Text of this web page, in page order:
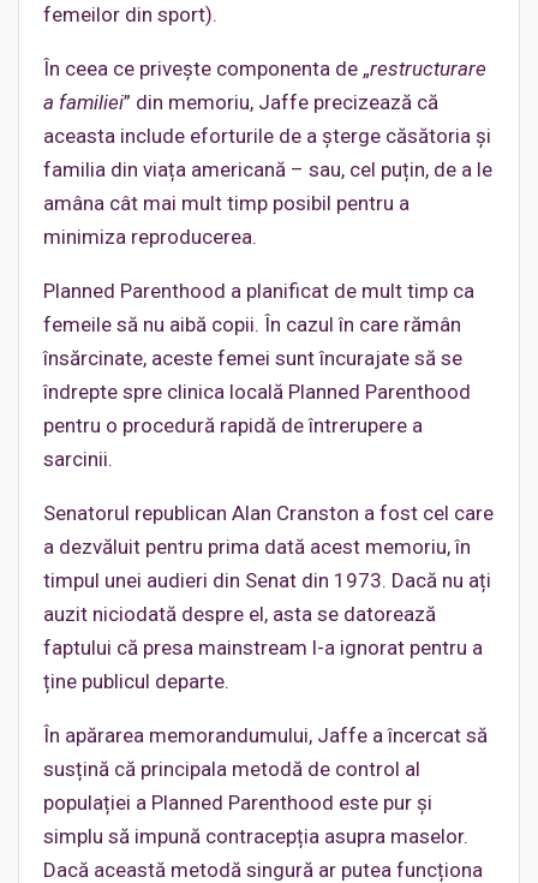
femeilor din sport).
În ceea ce privește componenta de „restructurare
a familiei” din memoriu, Jaffe precizează că
aceasta include eforturile de a șterge căsătoria și
familia din viața americană – sau, cel puțin, de a le
amâna cât mai mult timp posibil pentru a
minimiza reproducerea.
Planned Parenthood a planificat de mult timp ca
femeile să nu aibă copii. În cazul în care rămân
însărcinate, aceste femei sunt încurajate să se
îndrepte spre clinica locală Planned Parenthood
pentru o procedură rapidă de întrerupere a
sarcinii.
Senatorul republican Alan Cranston a fost cel care
a dezvăluit pentru prima dată acest memoriu, în
timpul unei audieri din Senat din 1973. Dacă nu ați
auzit niciodată despre el, asta se datorează
faptului că presa mainstream l-a ignorat pentru a
ține publicul departe.
În apărarea memorandumului, Jaffe a încercat să
susțină că principala metodă de control al
populației a Planned Parenthood este pur și
simplu să impună contracepția asupra maselor.
Dacă această metodă singură ar putea funcționa